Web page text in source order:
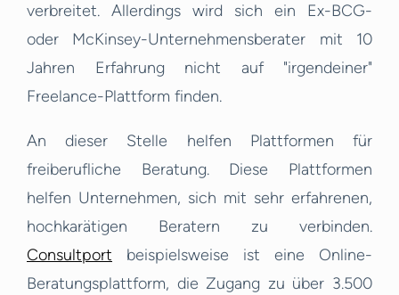
verbreitet. Allerdings wird sich ein Ex-BCG-
oder McKinsey-Unternehmensberater mit 10
Jahren Erfahrung nicht auf "irgendeiner"
Freelance-Plattform finden.
An dieser Stelle helfen Plattformen für
freiberufliche Beratung. Diese Plattformen
helfen Unternehmen, sich mit sehr erfahrenen,
hochkarätigen Beratern zu verbinden.
Consultport beispielsweise ist eine Online-
Beratungsplattform, die Zugang zu über 3.500